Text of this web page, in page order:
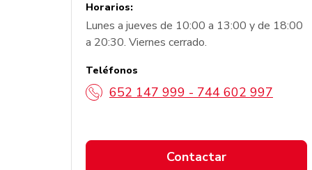
Radiactivos). - Consejero de Seguridad para
el Transporte de Mercancías Peligrosas. -
Competencia profesional para el transporte
de mercancías por carretera. - Vigilante de
Seguridad Privada,...
Horarios:
Lunes a jueves de 10:00 a 13:00 y de 18:00
a 20:30. Viernes cerrado.
Teléfonos
652 147 999 - 744 602 997
Contactar